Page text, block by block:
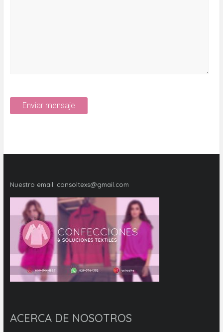
Nuestro email: consoltexs@gmail.com
ACERCA DE NOSOTROS